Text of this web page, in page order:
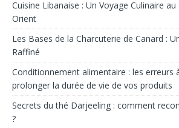
Cuisine Libanaise : Un Voyage Culinaire
Orient
Les Bases de la Charcuterie de Canard :
Raffiné
Conditionnement alimentaire : les erreurs
prolonger la durée de vie de vos produits
Secrets du thé Darjeeling : comment
?